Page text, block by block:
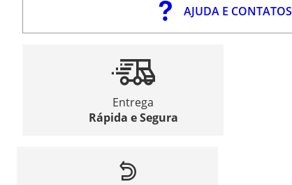
AJUDA E CONTATOS
Entrega
Rápida e Segura